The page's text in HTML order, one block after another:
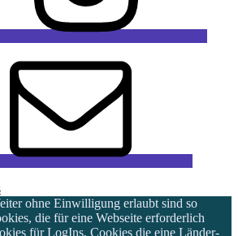
ohne Einwilligung erlaubt sind so
die für eine Webseite erforderlich
für LogIns, Cookies die eine Länder-